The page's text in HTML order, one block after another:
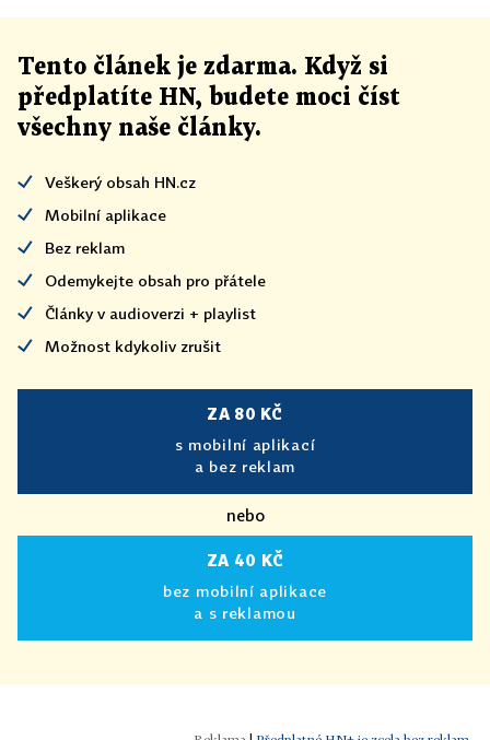
Tento článek je zdarma. Když si
předplatíte HN, budete moci číst
všechny naše články.
Veškerý obsah HN.cz
Mobilní aplikace
Bez reklam
Odemykejte obsah pro přátele
Články v audioverzi + playlist
Možnost kdykoliv zrušit
ZA 80 KČ
s mobilní aplikací
a bez reklam
nebo
ZA 40 KČ
bez mobilní aplikace
a s reklamou